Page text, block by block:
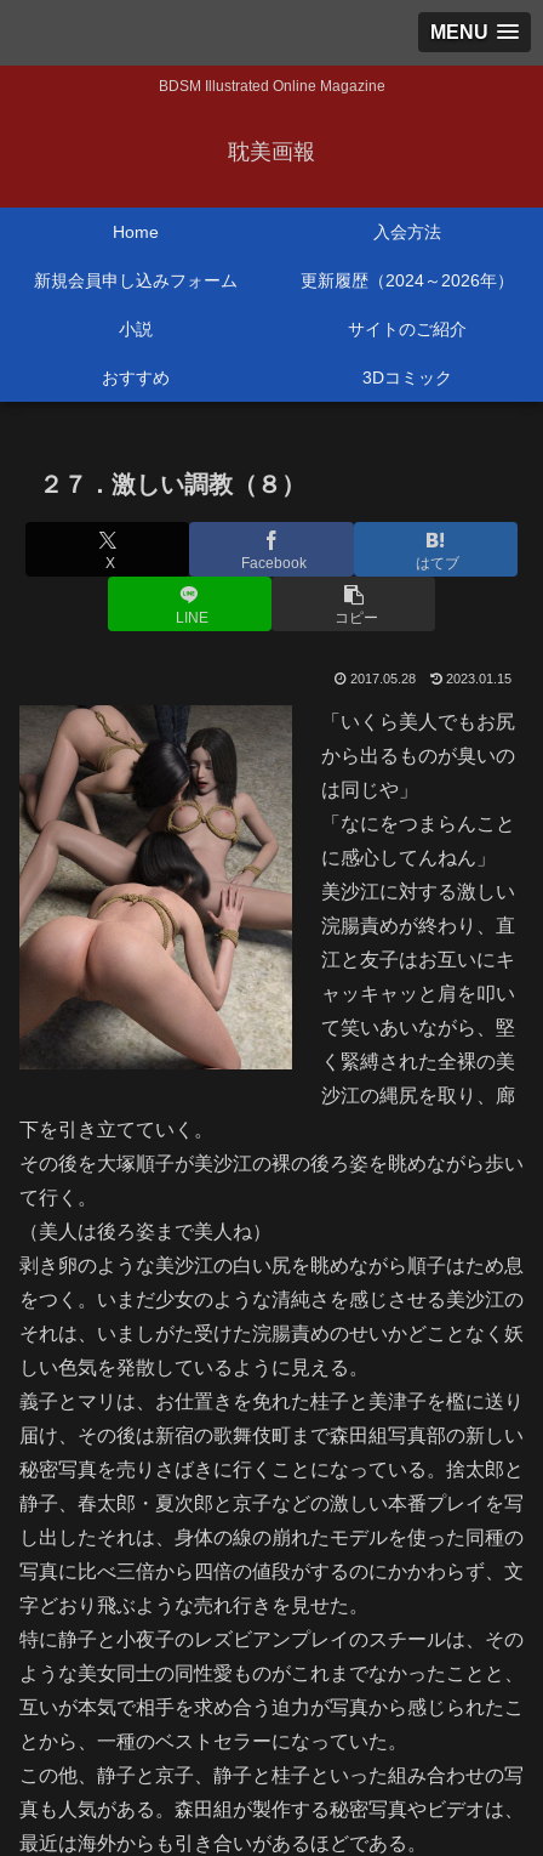
MENU
BDSM Illustrated Online Magazine
耽美画報
Home 入会方法
新規会員申し込みフォーム 更新履歴（2024～2026年）
小説 サイトのご紹介
おすすめ 3Dコミック
２７．激しい調教（８）
X Facebook はてブ
LINE コピー
2017.05.28 2023.01.15
「いくら美人でもお尻
から出るものが臭いの
は同じや」
「なにをつまらんこと
に感心してんねん」
美沙江に対する激しい
浣腸責めが終わり、直
江と友子はお互いにキ
ャッキャッと肩を叩い
て笑いあいながら、堅
く緊縛された全裸の美
沙江の縄尻を取り、廊
下を引き立てていく。
その後を大塚順子が美沙江の裸の後ろ姿を眺めながら歩い
て行く。
（美人は後ろ姿まで美人ね）
剥き卵のような美沙江の白い尻を眺めながら順子はため息
をつく。いまだ少女のような清純さを感じさせる美沙江の
それは、いましがた受けた浣腸責めのせいかどことなく妖
しい色気を発散しているように見える。
義子とマリは、お仕置きを免れた桂子と美津子を檻に送り
届け、その後は新宿の歌舞伎町まで森田組写真部の新しい
秘密写真を売りさばきに行くことになっている。捨太郎と
静子、春太郎・夏次郎と京子などの激しい本番プレイを写
し出したそれは、身体の線の崩れたモデルを使った同種の
写真に比べ三倍から四倍の値段がするのにかかわらず、文
字どおり飛ぶような売れ行きを見せた。
特に静子と小夜子のレズビアンプレイのスチールは、その
ような美女同士の同性愛ものがこれまでなかったことと、
互いが本気で相手を求め合う迫力が写真から感じられたこ
とから、一種のベストセラーになっていた。
この他、静子と京子、静子と桂子といった組み合わせの写
真も人気がある。森田組が製作する秘密写真やビデオは、
最近は海外からも引き合いがあるほどである。